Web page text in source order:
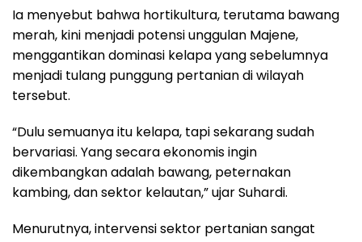
Ia menyebut bahwa hortikultura, terutama bawang
merah, kini menjadi potensi unggulan Majene,
menggantikan dominasi kelapa yang sebelumnya
menjadi tulang punggung pertanian di wilayah
tersebut.
“Dulu semuanya itu kelapa, tapi sekarang sudah
bervariasi. Yang secara ekonomis ingin
dikembangkan adalah bawang, peternakan
kambing, dan sektor kelautan,” ujar Suhardi.
Menurutnya, intervensi sektor pertanian sangat